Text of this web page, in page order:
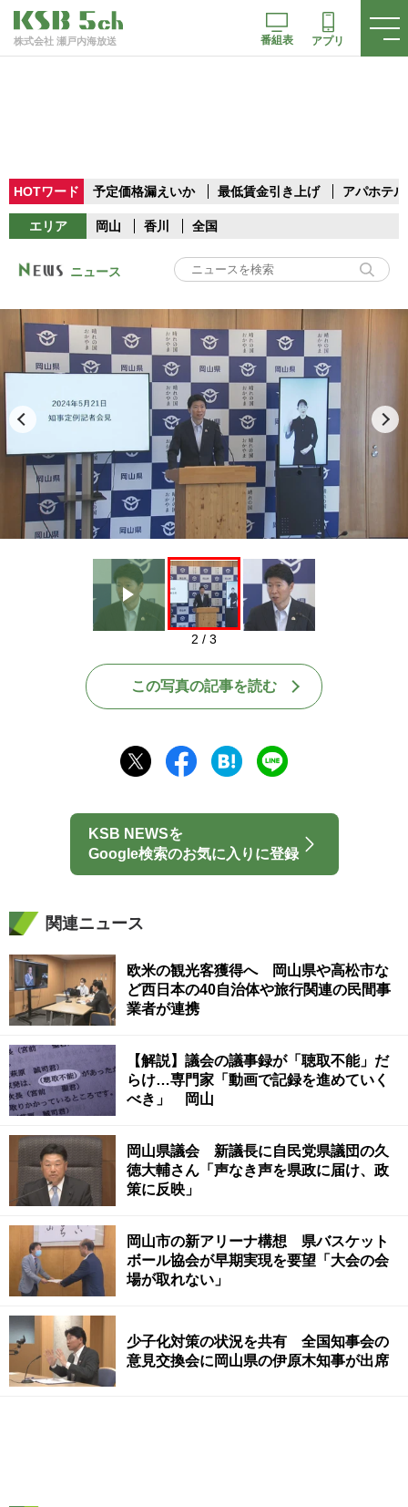
株式会社 瀬戸内海放送 番組表 アプリ
HOTワード 予定価格漏えいか 最低賃金引き上げ アパホテル
エリア 岡山 香川 全国
ニュース
Play
2 / 3
この写真の記事を読む
KSB NEWSを
Google検索のお気に入りに登録
関連ニュース
欧米の観光客獲得へ 岡山県や高松市な
ど西日本の40自治体や旅行関連の民間事
業者が連携
【解説】議会の議事録が「聴取不能」だ
らけ…専門家「動画で記録を進めていく
べき」 岡山
岡山県議会 新議長に自民党県議団の久
徳大輔さん「声なき声を県政に届け、政
策に反映」
岡山市の新アリーナ構想 県バスケット
ボール協会が早期実現を要望「大会の会
場が取れない」
少子化対策の状況を共有 全国知事会の
意見交換会に岡山県の伊原木知事が出席